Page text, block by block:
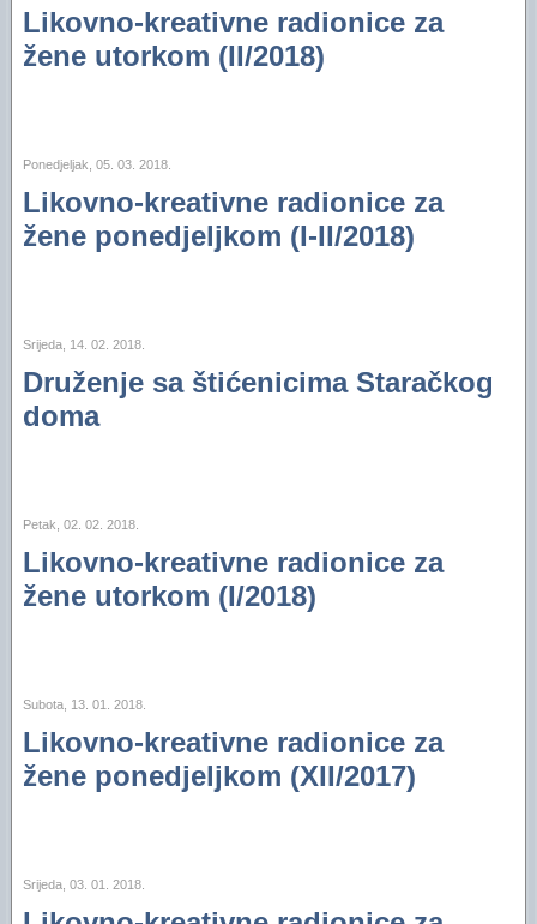
Likovno-kreativne radionice za
žene utorkom (II/2018)
Ponedjeljak, 05. 03. 2018.
Likovno-kreativne radionice za
žene ponedjeljkom (I-II/2018)
Srijeda, 14. 02. 2018.
Druženje sa štićenicima Staračkog
doma
Petak, 02. 02. 2018.
Likovno-kreativne radionice za
žene utorkom (I/2018)
Subota, 13. 01. 2018.
Likovno-kreativne radionice za
žene ponedjeljkom (XII/2017)
Srijeda, 03. 01. 2018.